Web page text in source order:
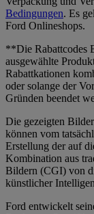
Bedingungen. Es
Ford Onlineshops.
**Die Rabattcodes
ausgewählte
Rabattkationen
oder solange der
Gründen beendet
Die gezeigten
können vom
Erstellung der auf
Kombination aus
Bildern (CGI) von
künstlicher
Ford entwickelt